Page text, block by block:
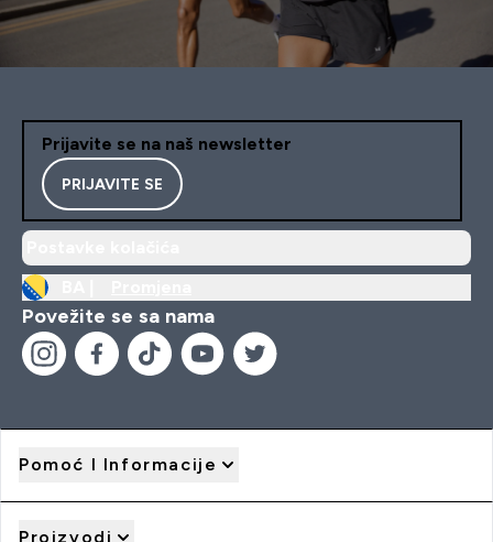
Prijavite se na naš newsletter
PRIJAVITE SE
Povežite se sa nama
Pomoć I Informacije
Proizvodi